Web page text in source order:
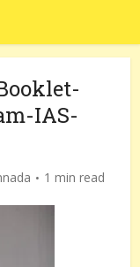
IAS-
1 min read